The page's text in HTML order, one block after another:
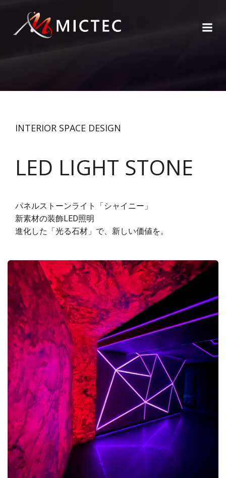
INTERIOR SPACE DESIGN
LED LIGHT STONE
パネルストーンライト「シャイニー」
新素材の装飾LED照明
進化した「光る石材」で、新しい価値を。